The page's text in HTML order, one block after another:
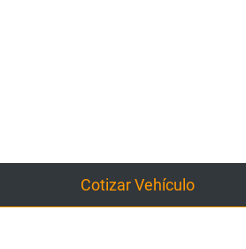
Cotizar Vehículo